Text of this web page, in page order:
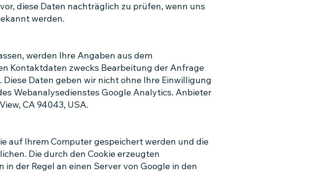
diese Daten nachträglich zu prüfen, wenn uns
werden.
werden Ihre Angaben aus dem
Kontaktdaten zwecks Bearbeitung der Anfrage
Daten geben wir nicht ohne Ihre Einwilligung
Webanalysedienstes Google Analytics. Anbieter
CA 94043, USA.
auf Ihrem Computer gespeichert werden und die
Die durch den Cookie erzeugten
der Regel an einen Server von Google in den